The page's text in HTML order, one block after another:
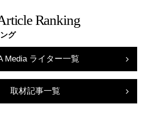
Ranking
グ
Media ライター一覧
取材記事一覧